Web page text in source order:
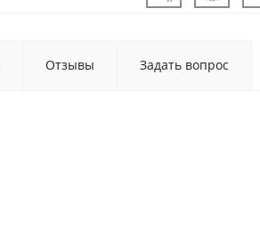
Отзывы Задать вопрос